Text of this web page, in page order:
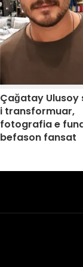
Çağatay Ulusoy
i transformuar,
fotografia e
befason fansat